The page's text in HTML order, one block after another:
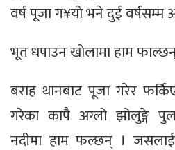
वर्ष पूजा ग¥यो भने दुई वर्षसम्म
भूत धपाउन खोलामा हाम
बराह थानबाट पूजा गरेर
गरेका कापै अग्लो झोलुङ्गे
नदीमा हाम फल्छन् ।